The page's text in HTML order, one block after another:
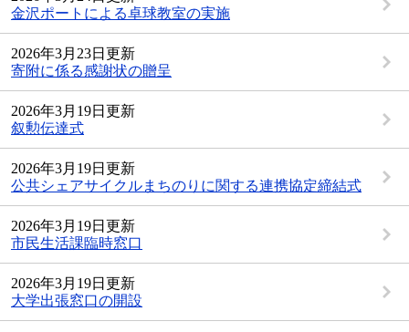
金沢ポートによる卓球教室の実施
2026年3月23日更新
寄附に係る感謝状の贈呈
2026年3月19日更新
叙勲伝達式
2026年3月19日更新
公共シェアサイクルまちのりに関する連携協定締結式
2026年3月19日更新
市民生活課臨時窓口
2026年3月19日更新
大学出張窓口の開設